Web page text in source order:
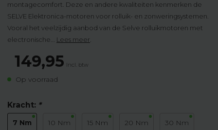
montagecomfort. Deze en andere kwaliteiten kenmerken de
SELVE Elektronica-motoren voor rolluik- en zonweringsystemen.
Vooral het veelzijdig aanbod van de Selve rolluikmotoren met
electronische... Lees meer
149,95 Incl. btw
Op voorraad
Kracht: *
7 Nm 10 Nm 15 Nm 20 Nm 30 Nm